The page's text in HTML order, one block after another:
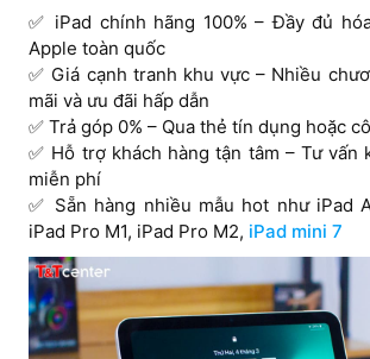
✅ iPad chính hãng 100% – Đầy đủ
Apple toàn quốc
✅ Giá cạnh tranh khu vực – Nhiều
mãi và ưu đãi hấp dẫn
✅ Trả góp 0% – Qua thẻ tín dụng hoặc
✅ Hỗ trợ khách hàng tận tâm – Tư vấn
miễn phí
✅ Sẵn hàng nhiều mẫu hot như iPad
iPad Pro M1, iPad Pro M2, iPad mini 7